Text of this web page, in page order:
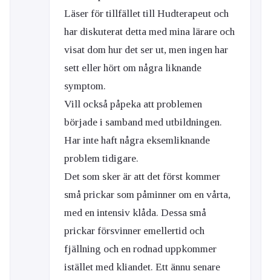
Läser för tillfället till Hudterapeut och
har diskuterat detta med mina lärare och
visat dom hur det ser ut, men ingen har
sett eller hört om några liknande
symptom.
Vill också påpeka att problemen
började i samband med utbildningen.
Har inte haft några eksemliknande
problem tidigare.
Det som sker är att det först kommer
små prickar som påminner om en vårta,
med en intensiv klåda. Dessa små
prickar försvinner emellertid och
fjällning och en rodnad uppkommer
istället med kliandet. Ett ännu senare